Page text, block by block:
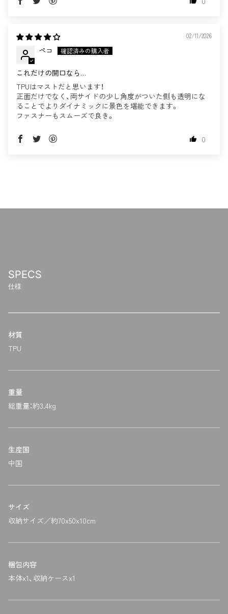
02/11/2026
ペコ
これだけの開口なら…
TPUはマストだと思います！
正面だけでなく、両サイドの少し角度がついた側も透明にな
ることでよりダイナミックに景色を堪能できます。
ファスナーもスムーズで良き。
0
SPECS
仕様
材質
TPU
重量
総重量：約3.4kg
生産国
中国
サイズ
収納サイズ／約70x50x10cm
梱包内容
本体x1、収納ケースx1